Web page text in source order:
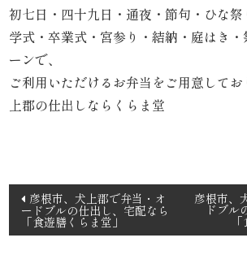
席
料
理
ド
ブ
初七日・四十九日・通夜・節句・ひな
学式・卒業式・宮参り・結納・庭はき
ーンで、
ご利用いただけるお弁当をご用意して
上郡の仕出しならくらま堂
投
稿
ナ
彦根市、犬上郡で弁当・オ
ードブルの仕出し、宅配なら
「食遊膳くらま堂」
彦根市、
ドブル